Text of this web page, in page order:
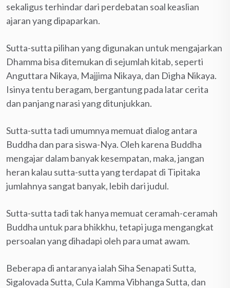
sekaligus terhindar dari perdebatan soal keaslian
ajaran yang dipaparkan.
Sutta-sutta pilihan yang digunakan untuk mengajarkan
Dhamma bisa ditemukan di sejumlah kitab, seperti
Anguttara Nikaya, Majjima Nikaya, dan Digha Nikaya.
Isinya tentu beragam, bergantung pada latar cerita
dan panjang narasi yang ditunjukkan.
Sutta-sutta tadi umumnya memuat dialog antara
Buddha dan para siswa-Nya. Oleh karena Buddha
mengajar dalam banyak kesempatan, maka, jangan
heran kalau sutta-sutta yang terdapat di Tipitaka
jumlahnya sangat banyak, lebih dari judul.
Sutta-sutta tadi tak hanya memuat ceramah-ceramah
Buddha untuk para bhikkhu, tetapi juga mengangkat
persoalan yang dihadapi oleh para umat awam.
Beberapa di antaranya ialah Siha Senapati Sutta,
Sigalovada Sutta, Cula Kamma Vibhanga Sutta, dan